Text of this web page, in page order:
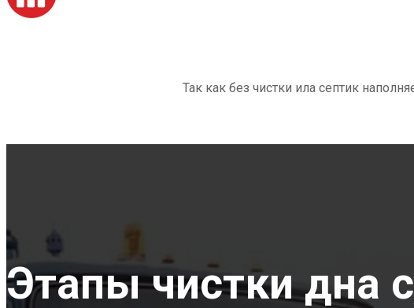
Так как без чистки ила септик
Этапы чистки дна